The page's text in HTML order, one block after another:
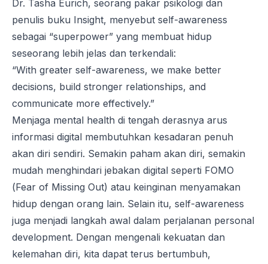
Dr. Tasha Eurich, seorang pakar psikologi dan
penulis buku Insight, menyebut self-awareness
sebagai “superpower” yang membuat hidup
seseorang lebih jelas dan terkendali:
“With greater self-awareness, we make better
decisions, build stronger relationships, and
communicate more effectively.”
Menjaga mental health di tengah derasnya arus
informasi digital membutuhkan kesadaran penuh
akan diri sendiri. Semakin paham akan diri, semakin
mudah menghindari jebakan digital seperti FOMO
(Fear of Missing Out) atau keinginan menyamakan
hidup dengan orang lain. Selain itu, self-awareness
juga menjadi langkah awal dalam perjalanan personal
development. Dengan mengenali kekuatan dan
kelemahan diri, kita dapat terus bertumbuh,